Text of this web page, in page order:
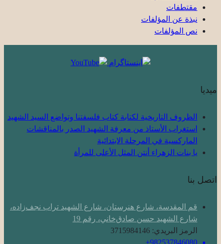
مقتطفات
نبذة عن المؤلفات
نص المؤلفات
ميديا
الظروف التاريخية لكتابة كتاب فلسفتنا وتواضع السيد الشهيد
استغراب الأستاذ من معرفة الشهيد الصدر بالمناقشات
الماركسية في المرحلة الابتدائية
یا بنات الزهراء أنتن المثل الأعلى للمرأة
اتصل بنا
قم المقدسة، شارع هنرستان، شارع الشهيد تراب نجف‌زاده،
شارع الشهيد حسن صادق‌خاني، رقم 19
الرمز البريدي: 3715984146
982537846080+